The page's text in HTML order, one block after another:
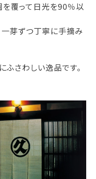
を覆って日光を90％以
一芽ずつ丁寧に手摘み
さわしい逸品です。